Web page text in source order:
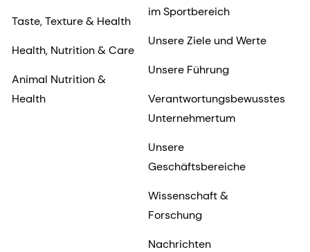
Taste, Texture & Health
Health, Nutrition & Care
Animal Nutrition &
Health
im Sportbereich
Unsere Ziele und Werte
Unsere Führung
Verantwortungsbewusstes
Unternehmertum
Unsere
Geschäftsbereiche
Wissenschaft &
Forschung
Nachrichten